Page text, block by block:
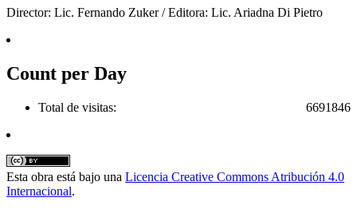
Director: Lic. Fernando Zuker / Editora: Lic. Ariadna Di Pietro
Count per Day
6691846
Total de visitas:
Esta obra está bajo una Licencia Creative Commons Atribución 4.0
Internacional.